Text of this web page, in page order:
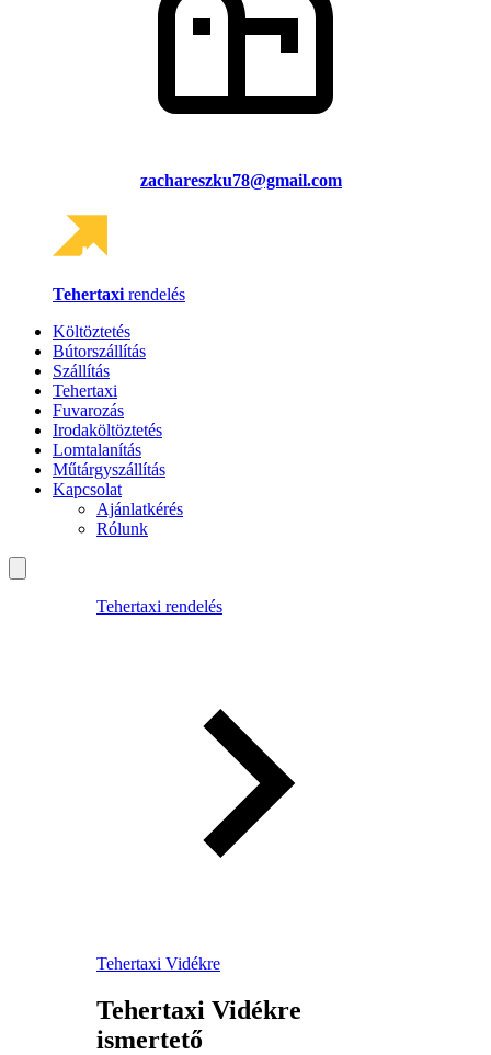
zachareszku78@gmail.com
Tehertaxi rendelés
Költöztetés
Bútorszállítás
Szállítás
Tehertaxi
Fuvarozás
Irodaköltöztetés
Lomtalanítás
Műtárgyszállítás
Kapcsolat
Ajánlatkérés
Rólunk
Tehertaxi rendelés
Tehertaxi Vidékre
Tehertaxi Vidékre
ismertető